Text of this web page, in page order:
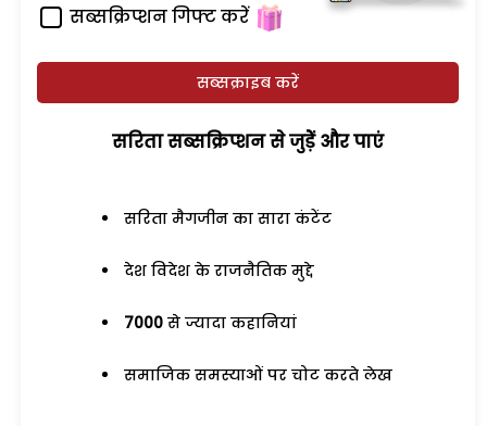
सब्सक्रिप्शन गिफ्ट करें
सब्सक्राइब करें
सरिता सब्सक्रिप्शन से जुड़ेें और पाएं
सरिता मैगजीन का सारा कंटेंट
देश विदेश के राजनैतिक मुद्दे
7000 से ज्यादा कहानियां
समाजिक समस्याओं पर चोट करते लेख